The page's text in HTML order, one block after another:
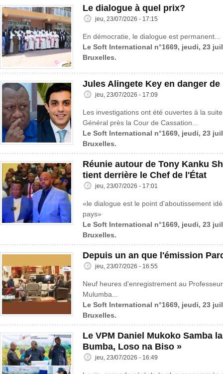
Le dialogue à quel prix?
jeu, 23/07/2026 - 17:15
En démocratie, le dialogue est permanent...
Le Soft International n°1669, jeudi, 23
Bruxelles.
Jules Alingete Key en danger de
jeu, 23/07/2026 - 17:09
Les investigations ont été ouvertes à la
Général près la Cour de Cassation...
Le Soft International n°1669, jeudi, 23
Bruxelles.
Réunie autour de Tony Kanku
tient derrière le Chef de l'État
jeu, 23/07/2026 - 17:01
«le dialogue est le point d'aboutissement
pays»
Le Soft International n°1669, jeudi, 23
Bruxelles.
Depuis un an que l'émission
jeu, 23/07/2026 - 16:55
Neuf heures d'enregistrement au
Mulumba...
Le Soft International n°1669, jeudi, 23
Bruxelles.
Le VPM Daniel Mukoko Samba
Bumba, Loso na Biso »
jeu, 23/07/2026 - 16:49